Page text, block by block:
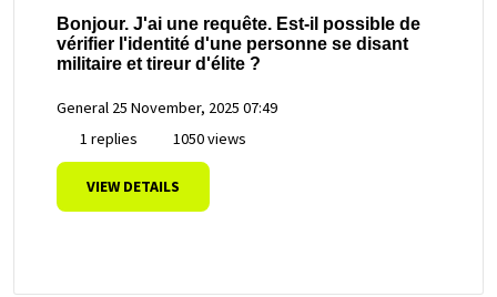
Bonjour. J'ai une requête. Est-il possible de
vérifier l'identité d'une personne se disant
militaire et tireur d'élite ?
General 25 November, 2025 07:49
1 replies
1050 views
VIEW DETAILS